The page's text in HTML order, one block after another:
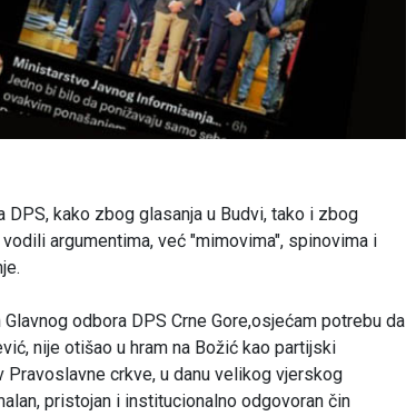
kako zbog glasanja u Budvi, tako i zbog
argumentima, već "mimovima", spinovima i
odbora DPS Crne Gore,osjećam potrebu da
nije otišao u hram na Božić kao partijski
crkve, u danu velikog vjerskog
pristojan i institucionalno odgovoran čin